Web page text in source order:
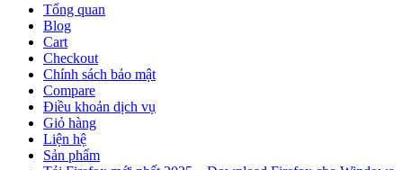
Tổng quan
Blog
Cart
Checkout
Chính sách bảo mật
Compare
Điều khoản dịch vụ
Giỏ hàng
Liện hệ
Sản phẩm